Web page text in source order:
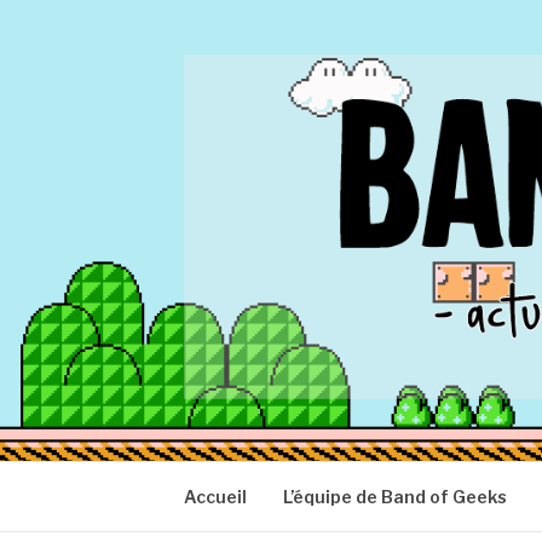
BAND OF
Actu Geek d'hier et d'aujourd'hui
Accueil L’équipe de Band of Geeks